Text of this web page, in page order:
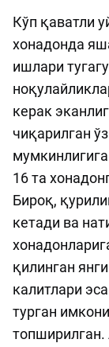
Кўп қаватли
хонадонда
ишлари
керак
чиқарилган
16 та
Бироқ,
кетади ва
қилинган
калитлари
турган
топширилган.